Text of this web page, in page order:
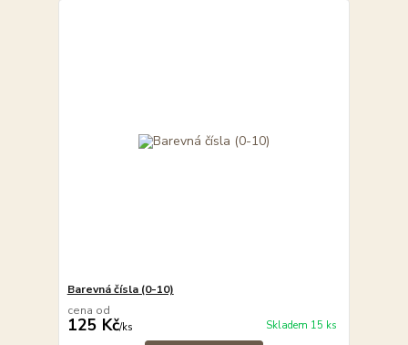
Barevná čísla (0-10)
cena od
125 Kč/ks Skladem 15 ks